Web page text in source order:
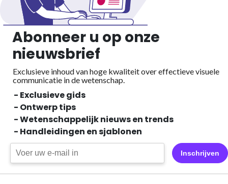
Abonneer u op onze
nieuwsbrief
Exclusieve inhoud van hoge kwaliteit over effectieve visuele
communicatie in de wetenschap.
- Exclusieve gids
- Ontwerp tips
- Wetenschappelijk nieuws en trends
- Handleidingen en sjablonen
Inschrijven